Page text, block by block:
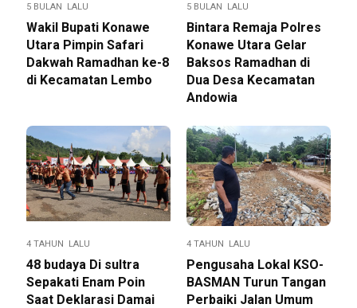
5 BULAN LALU
Wakil Bupati Konawe
Utara Pimpin Safari
Dakwah Ramadhan ke-8
di Kecamatan Lembo
5 BULAN LALU
Bintara Remaja Polres
Konawe Utara Gelar
Baksos Ramadhan di
Dua Desa Kecamatan
Andowia
4 TAHUN LALU
48 budaya Di sultra
Sepakati Enam Poin
Saat Deklarasi Damai
4 TAHUN LALU
Pengusaha Lokal KSO-
BASMAN Turun Tangan
Perbaiki Jalan Umum